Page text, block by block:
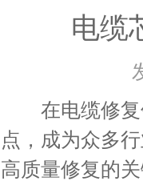
电缆
在电缆修复
点，成为众多
高质量修复的